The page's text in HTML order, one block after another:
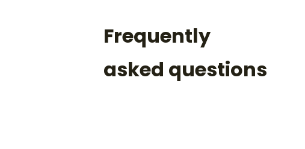
Frequently
asked questions